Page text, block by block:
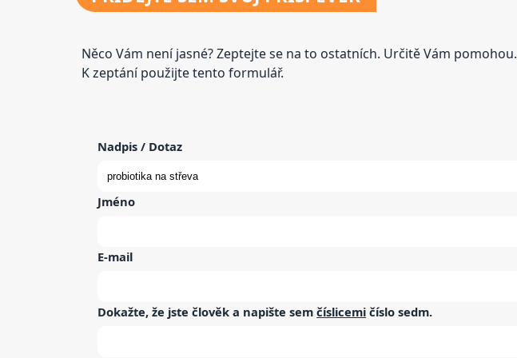
Něco Vám není jasné? Zeptejte se na to ostatních. Určitě Vám pomohou.
K zeptání použijte tento formulář.
Nadpis / Dotaz
Jméno
E-mail
Dokažte, že jste člověk a napište semčíslicemi číslosedm.